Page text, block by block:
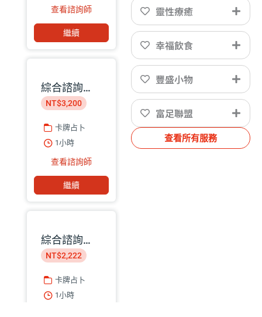
查看諮詢師
繼續
綜合諮詢｜星盤命理師 巧匡
NT$3,200
卡牌占卜
1小時
查看諮詢師
繼續
綜合諮詢｜靈魂保養師 Koayu
NT$2,222
卡牌占卜
1小時
靈性療癒
幸福飲食
豐盛小物
富足聯盟
查看所有服務